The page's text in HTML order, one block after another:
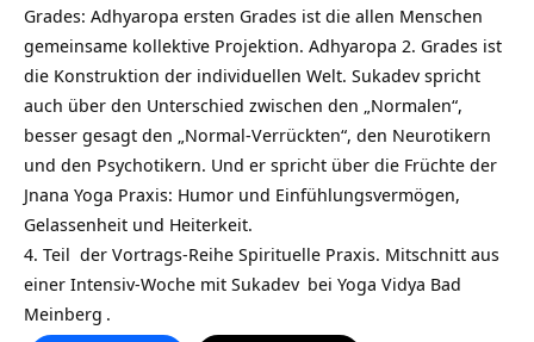
Grades: Adhyaropa ersten Grades ist die allen Menschen
gemeinsame kollektive Projektion. Adhyaropa 2. Grades ist
die Konstruktion der individuellen Welt. Sukadev spricht
auch über den Unterschied zwischen den „Normalen“,
besser gesagt den „Normal-Verrückten“, den Neurotikern
und den Psychotikern. Und er spricht über die Früchte der
Jnana Yoga Praxis: Humor und Einfühlungsvermögen,
Gelassenheit und Heiterkeit.
4. Teil der Vortrags-Reihe Spirituelle Praxis. Mitschnitt aus
einer Intensiv-Woche mit Sukadev bei Yoga Vidya Bad
Meinberg .